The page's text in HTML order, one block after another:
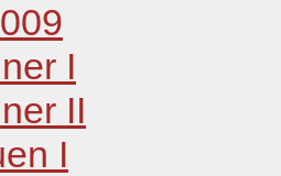
I
II
I